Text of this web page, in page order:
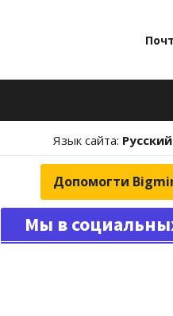
Язык сайта: Русский
Допомогти
Мы в